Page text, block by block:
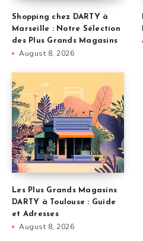
Shopping chez DARTY à
Marseille : Notre Sélection
des Plus Grands Magasins
August 8, 2026
Les Plus Grands Magasins
DARTY à Toulouse : Guide
et Adresses
August 8, 2026